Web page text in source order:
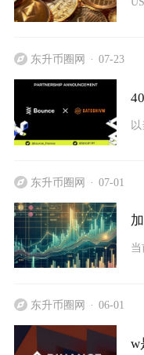
东升币圈网 07-23
东升币圈网 07-01
东升币圈网 06-01
w